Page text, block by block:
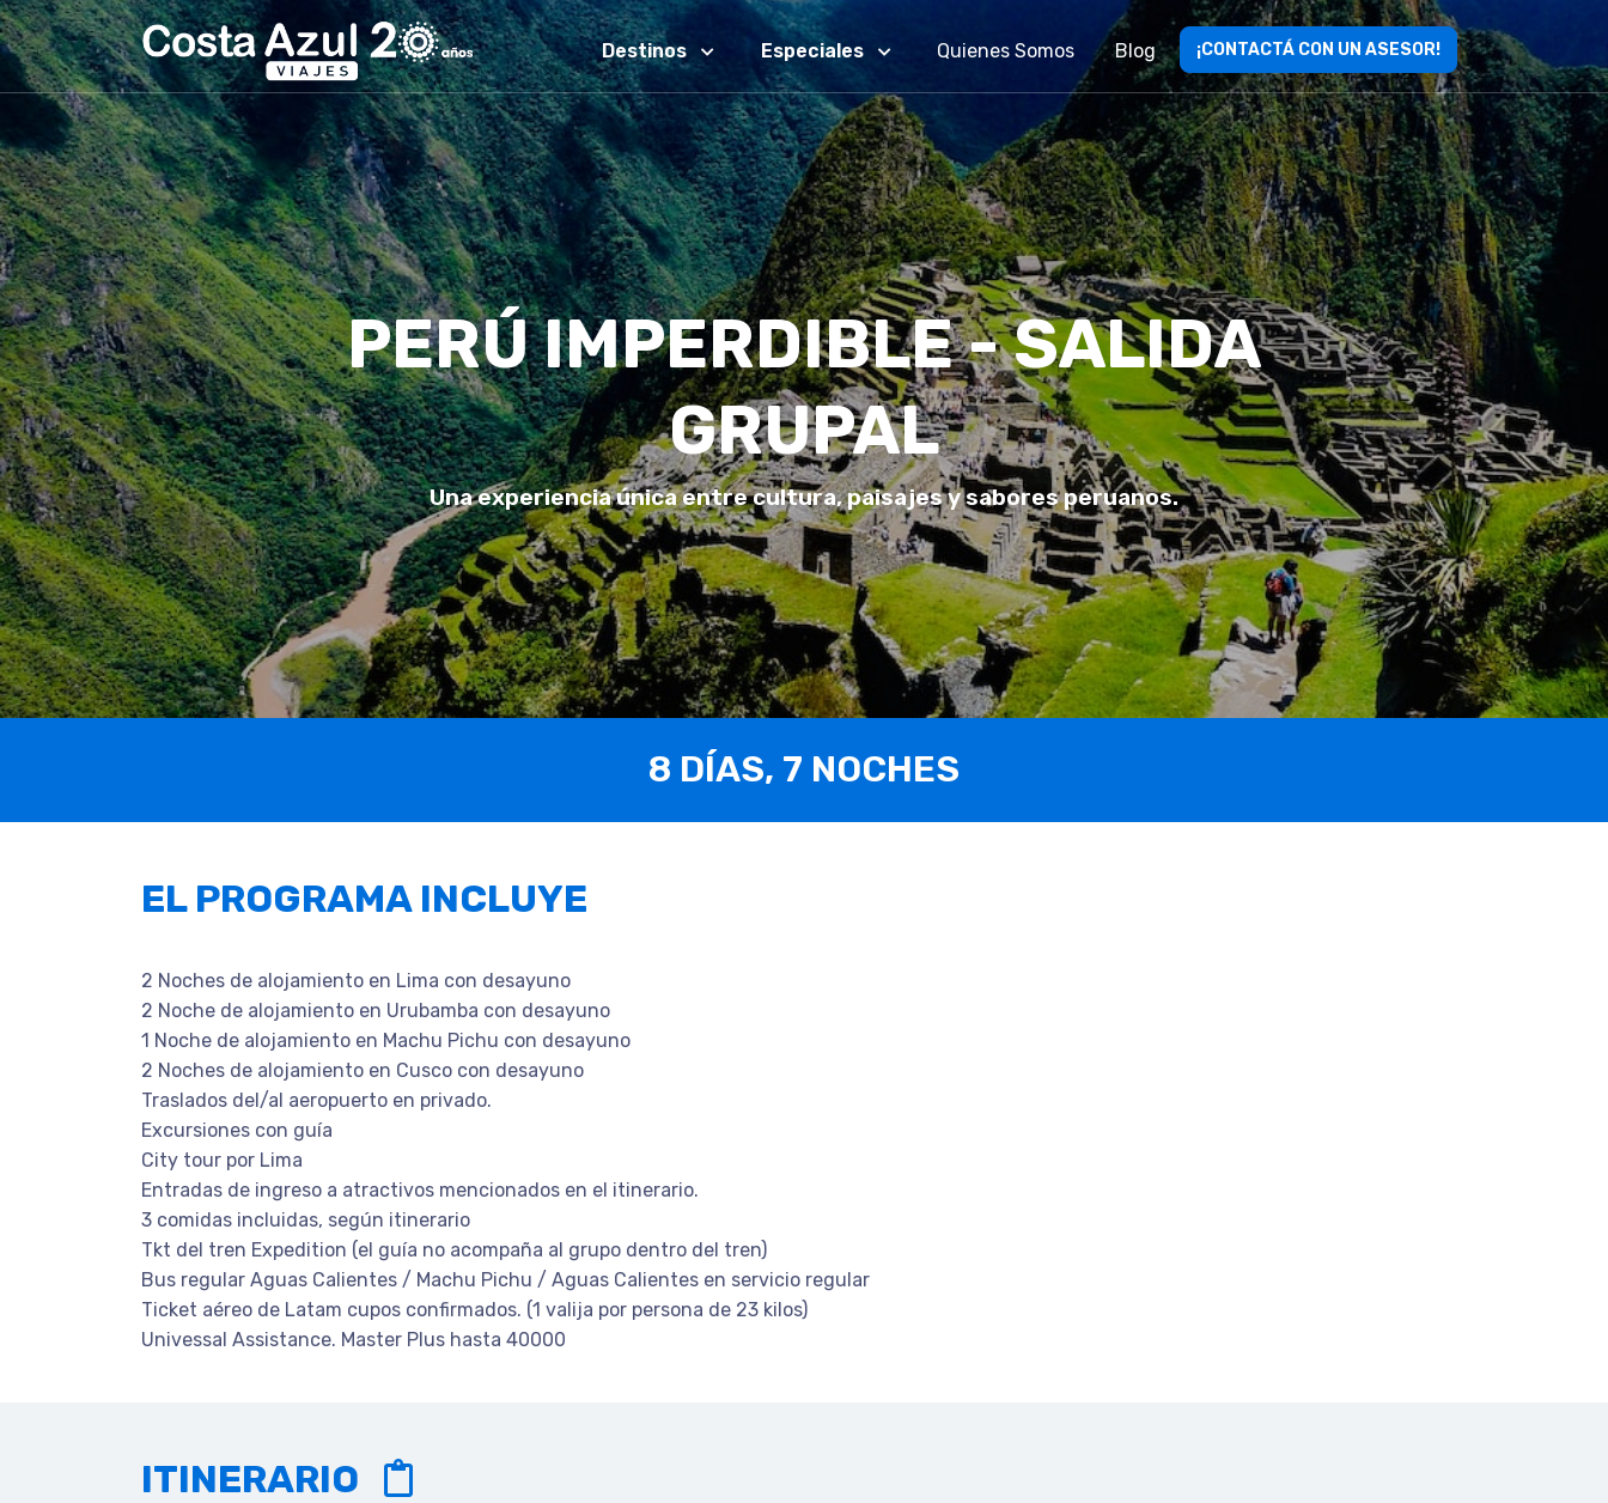
Destinos Especiales Quienes Somos Blog ¡CONTACTÁ CON UN ASESOR!
PERÚ IMPERDIBLE - SALIDA
GRUPAL
Una experiencia única entre cultura, paisajes y sabores peruanos.
8 DÍAS, 7 NOCHES
EL PROGRAMA INCLUYE
2 Noches de alojamiento en Lima con desayuno
2 Noche de alojamiento en Urubamba con desayuno
1 Noche de alojamiento en Machu Pichu con desayuno
2 Noches de alojamiento en Cusco con desayuno
Traslados del/al aeropuerto en privado.
Excursiones con guía
City tour por Lima
Entradas de ingreso a atractivos mencionados en el itinerario.
3 comidas incluidas, según itinerario
Tkt deI tren Expedition (el guía no acompaña al grupo dentro del tren)
Bus regular Aguas Calientes / Machu Pichu / Aguas Calientes en servicio regular
Ticket aéreo de Latam cupos confirmados. (1 valija por persona de 23 kilos)
Univessal Assistance. Master Plus hasta 40000
ITINERARIO